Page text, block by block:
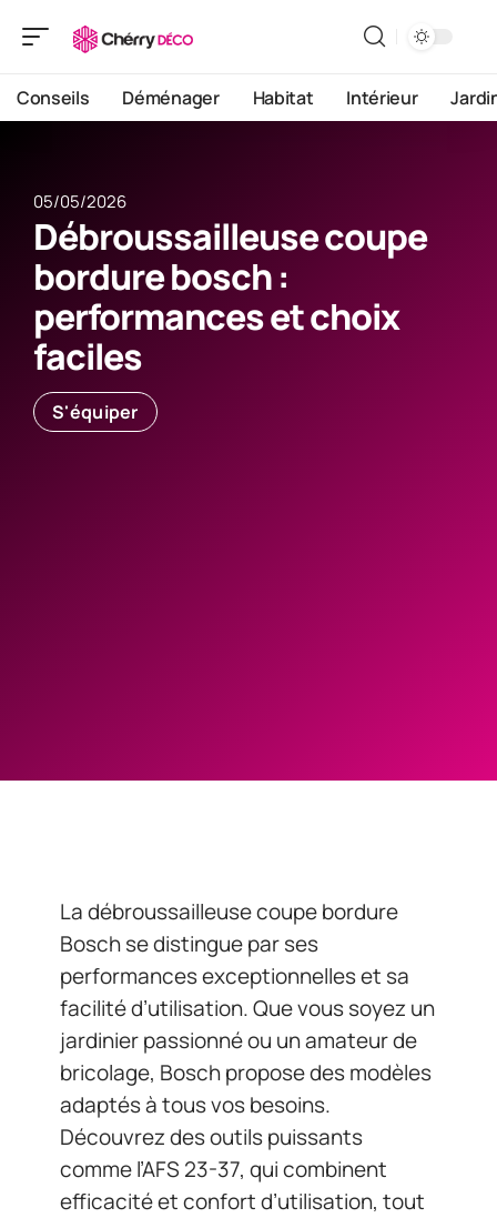
Conseils Déménager Habitat Intérieur
05/05/2026
Débroussailleuse coupe
bordure bosch :
performances et choix
faciles
S'équiper
La débroussailleuse coupe bordure
Bosch se distingue par ses
performances exceptionnelles et sa
facilité d’utilisation. Que vous soyez un
jardinier passionné ou un amateur de
bricolage, Bosch propose des modèles
adaptés à tous vos besoins.
Découvrez des outils puissants
comme l’AFS 23-37, qui combinent
efficacité et confort d’utilisation, tout